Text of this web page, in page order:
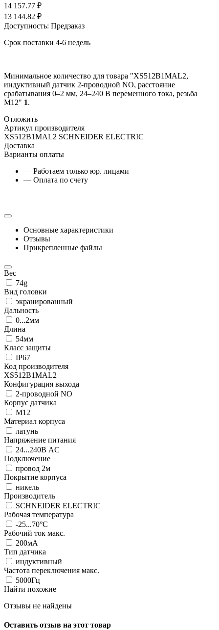
14 157.77 ₽
13 144.82 ₽
Доступность: Предзаказ
Срок поставки 4-6 недель
Минимальное количество для товара "XS512B1MAL2,
индуктивный датчик 2-проводной NO, расстояние
срабатывания 0–2 мм, 24–240 В переменного тока, резьба
М12" 1.
Отложить
Артикул производителя
XS512B1MAL2 SCHNEIDER ELECTRIC
Доставка
Варианты оплаты
— Работаем только юр. лицами
— Оплата по счету
Основные характеристики
Отзывы
Прикрепленные файлы
Вес
74g
Вид головки
экранированный
Дальность
0...2мм
Длина
54мм
Класс защиты
IP67
Код производителя
XS512B1MAL2
Конфигурация выхода
2-проводной NO
Корпус датчика
М12
Материал корпуса
латунь
Напряжение питания
24...240В AC
Подключение
провод 2м
Покрытие корпуса
никель
Производитель
SCHNEIDER ELECTRIC
Рабочая температура
-25...70°C
Рабочий ток макс.
200мА
Тип датчика
индуктивный
Частота переключения макс.
5000Гц
Найти похожие
Отзывы не найдены
Оставить отзыв на этот товар